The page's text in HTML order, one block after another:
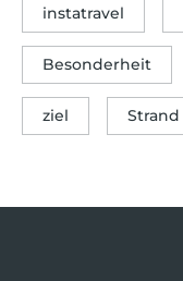
instatravel
Besonderheit
ziel Strand